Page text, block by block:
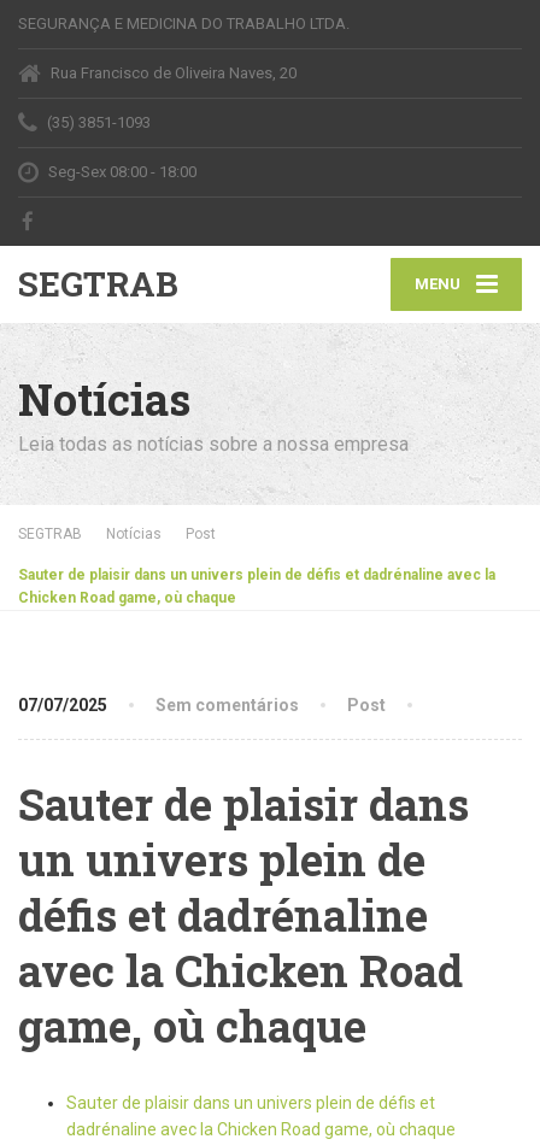
SEGURANÇA E MEDICINA DO TRABALHO LTDA.
Rua Francisco de Oliveira Naves, 20
(35) 3851-1093
Seg-Sex 08:00 - 18:00
MENU
SEGTRAB
Notícias
Leia todas as notícias sobre a nossa empresa
SEGTRAB Notícias Post
Sauter de plaisir dans un univers plein de défis et dadrénaline avec la
Chicken Road game, où chaque
07/07/2025 Sem comentários Post
Sauter de plaisir dans
un univers plein de
défis et dadrénaline
avec la Chicken Road
game, où chaque
Sauter de plaisir dans un univers plein de défis et
dadrénaline avec la Chicken Road game, où chaque